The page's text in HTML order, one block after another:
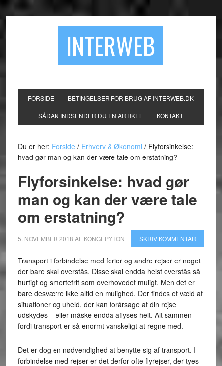
INTERWEB
FORSIDE BETINGELSER FOR BRUG AF INTERWEB.DK
SÅDAN INDSENDER DU EN ARTIKEL KONTAKT
Du er her: Forside / Erhverv & Økonomi /Flyforsinkelse:
hvad gør man og kan der være tale om erstatning?
Flyforsinkelse: hvad gør
man og kan der være tale
om erstatning?
5. NOVEMBER 2018 AF KONGEPYTON SKRIV KOMMENTAR
Transport i forbindelse med ferier og andre rejser er noget
der bare skal overstås. Disse skal endda helst overstås så
hurtigt og smertefrit som overhovedet muligt. Men det er
bare desværre ikke altid en mulighed. Der findes et væld af
situationer og uheld, der kan forårsage at din rejse
udskydes – eller måske endda aflyses helt. Alt sammen
fordi transport er så enormt vanskeligt at regne med.
Det er dog en nødvendighed at benytte sig af transport. I
forbindelse med rejser er det derfor ofte flyrejser, der tyes